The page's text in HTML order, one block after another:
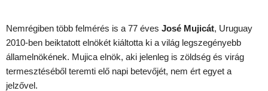
Nemrégiben több felmérés is a 77 éves José Mujicát, Uruguay
2010-ben beiktatott elnökét kiáltotta ki a világ legszegényebb
államelnökének. Mujica elnök, aki jelenleg is zöldség és virág
termesztéséből teremti elő napi betevőjét, nem ért egyet a
jelzővel.